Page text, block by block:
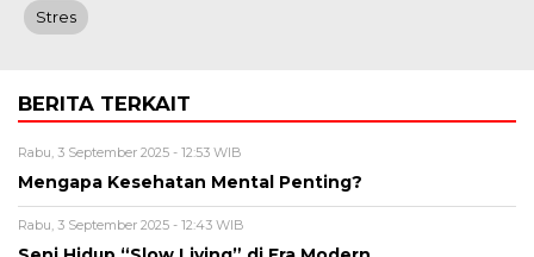
Stres
BERITA TERKAIT
Rabu, 3 September 2025 - 12:53 WIB
Mengapa Kesehatan Mental Penting?
Rabu, 3 September 2025 - 12:43 WIB